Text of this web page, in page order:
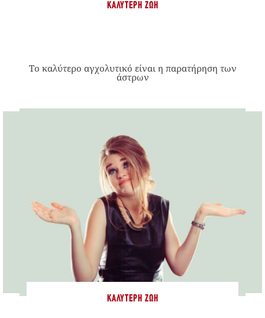
ΚΑΛΎΤΕΡΗ ΖΩΉ
Το καλύτερο αγχολυτικό είναι η παρατήρηση των
άστρων
ΚΑΛΎΤΕΡΗ ΖΩΉ